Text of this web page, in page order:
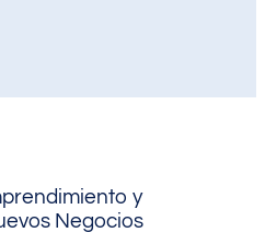
y
Negocios